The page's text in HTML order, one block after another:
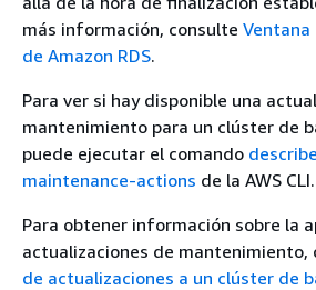
más información, consulte
de Amazon RDS.
Para ver si hay disponible una
mantenimiento para un clúster de
puede ejecutar el comando
maintenance-actions de la AWS CLI.
Para obtener información sobre la
actualizaciones de mantenimiento,
de actualizaciones a un clúster de